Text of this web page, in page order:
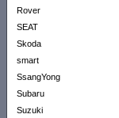
Rover
SEAT
Skoda
smart
SsangYong
Subaru
Suzuki